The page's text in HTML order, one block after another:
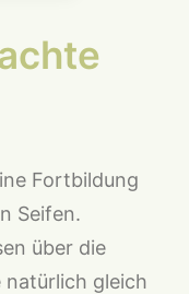
Fortbildung
Seifen.
über die
natürlich gleich